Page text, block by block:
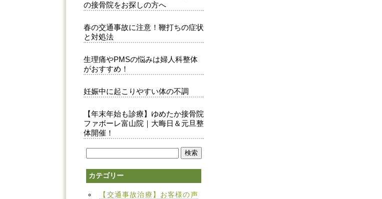
の接骨院をお探しの方へ
春の交通事故に注意！鞭打ちの症状
と対処法
生理痛やPMSの悩みは婦人科整体
がおすすめ！
妊娠中に起こりやすい体の不調
【年末年始も診療】ゆめたか接骨院
ファボーレ富山院｜大晦日＆元旦整
体開催！
カテゴリー
【交通事故治療】お客様の声